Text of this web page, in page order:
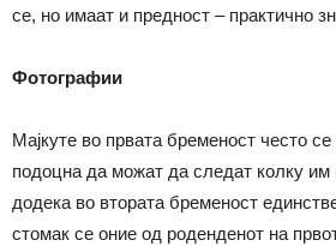
се, но имаат и предност – практично
Фотографии
Мајкуте во првата бременост често
подоцна да можат да следат колку им
додека во втората бременост
стомак се оние од роденденот на